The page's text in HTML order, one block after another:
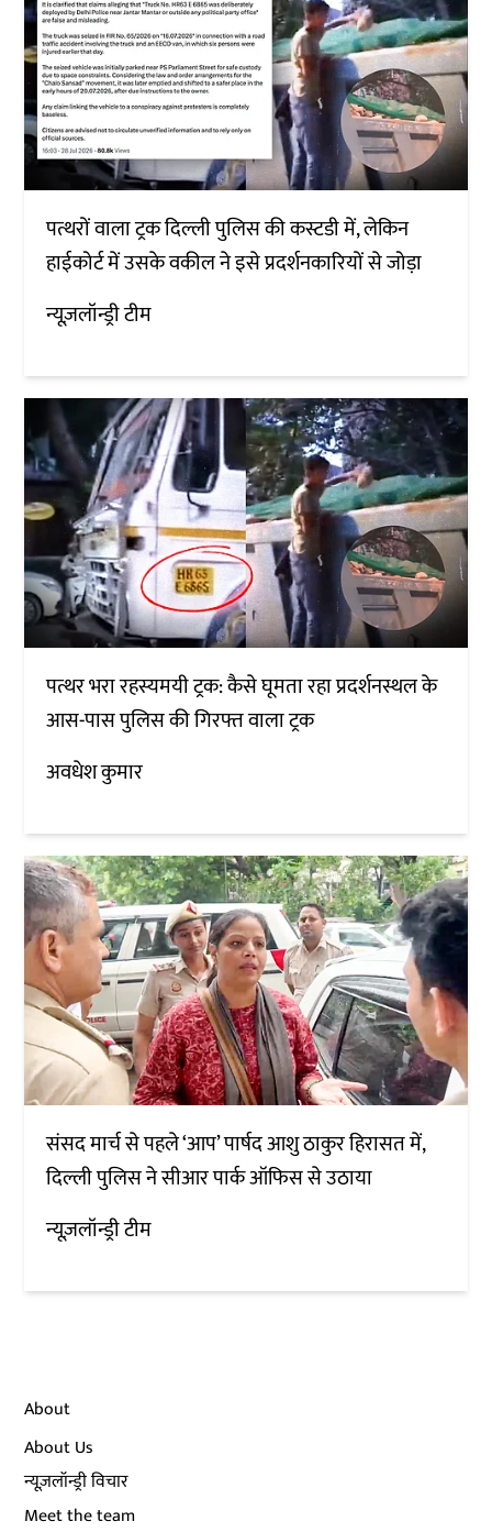
पत्थरों वाला ट्रक दिल्ली पुलिस की कस्टडी में, लेकिन
हाईकोर्ट में उसके वकील ने इसे प्रदर्शनकारियों से जोड़ा
न्यूज़लॉन्ड्री टीम
पत्थर भरा रहस्यमयी ट्रक: कैसे घूमता रहा प्रदर्शनस्थल के
आस-पास पुलिस की गिरफ्त वाला ट्रक
अवधेश कुमार
संसद मार्च से पहले ‘आप’ पार्षद आशु ठाकुर हिरासत में,
दिल्ली पुलिस ने सीआर पार्क ऑफिस से उठाया
न्यूज़लॉन्ड्री टीम
About
About Us
न्यूज़लॉन्ड्री विचार
Meet the team